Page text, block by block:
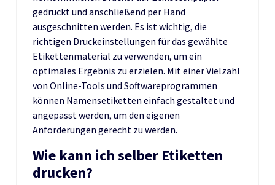
gedruckt und anschließend per Hand
ausgeschnitten werden. Es ist wichtig, die
richtigen Druckeinstellungen für das gewählte
Etikettenmaterial zu verwenden, um ein
optimales Ergebnis zu erzielen. Mit einer Vielzahl
von Online-Tools und Softwareprogrammen
können Namensetiketten einfach gestaltet und
angepasst werden, um den eigenen
Anforderungen gerecht zu werden.
Wie kann ich selber Etiketten
drucken?